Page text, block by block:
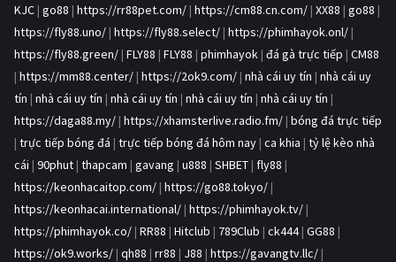
KJC | go88 | https://rr88pet.com/ | https://cm88.cn.com/ | XX88 | go88 |
https://fly88.uno/ | https://fly88.select/ | https://phimhayok.onl/ |
https://fly88.green/ | FLY88 | FLY88 | phimhayok | đá gà trực tiếp | CM88
| https://mm88.center/ | https://2ok9.com/ | nhà cái uy tín | nhà cái uy
tín | nhà cái uy tín | nhà cái uy tín | nhà cái uy tín | nhà cái uy tín |
https://daga88.my/ | https://xhamsterlive.radio.fm/ | bóng đá trực tiếp
| trực tiếp bóng đá | trực tiếp bóng đá hôm nay | ca khia | tỷ lệ kèo nhà
cái | 90phut | thapcam | gavang | u888 | SHBET | fly88 |
https://keonhacaitop.com/ | https://go88.tokyo/ |
https://keonhacai.international/ | https://phimhayok.tv/ |
https://phimhayok.co/ | RR88 | Hitclub | 789Club | ck444| GG88 |
https://ok9.works/ | qh88 | rr88 | J88 | https://gavangtv.llc/ |